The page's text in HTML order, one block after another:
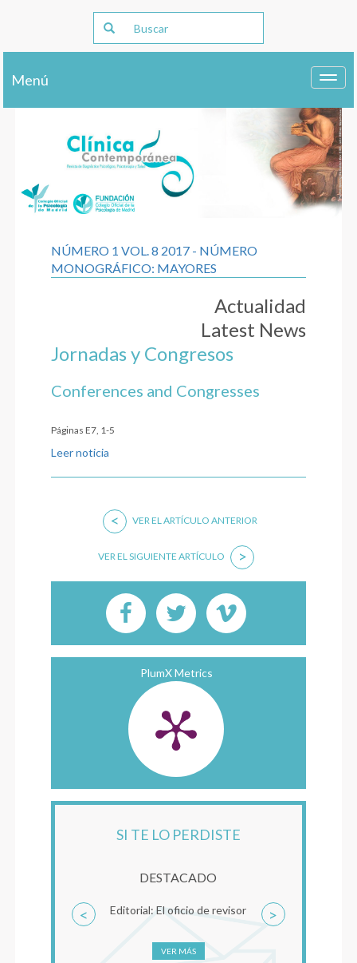
Menú
NÚMERO 1 VOL. 8 2017 - NÚMERO
MONOGRÁFICO: MAYORES
Actualidad
Latest News
Jornadas y Congresos
Conferences and Congresses
Páginas E7, 1-5
Leer noticia
< VER EL ARTÍCULO ANTERIOR
VER EL SIGUIENTE ARTÍCULO >
PlumX Metrics
SI TE LO PERDISTE
DESTACADO
Editorial: El oficio de revisor
VER MÁS
< >